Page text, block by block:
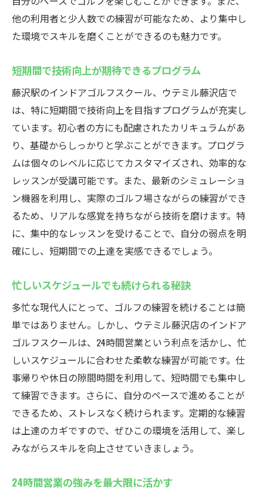
他の利用者と少人数での練習が可能なため、より集中し
た環境でスキルを磨くことができるのも魅力です。
短期間で技術向上が期待できるプログラム
藤沢駅のインドアゴルフスクール、ウテミル藤沢店で
は、特に短期間で技術向上を目指すプログラムが充実し
ています。初心者の方にも配慮されたカリキュラムがあ
り、基礎からしっかりと学ぶことができます。プログラ
ムは個々のレベルに応じてカスタマイズされ、効率的な
レッスンが受講可能です。また、最新のシミュレーショ
ン機器を利用し、実際のゴルフ場さながらの練習ができ
るため、リアルな感覚を持ちながら技術を磨けます。特
に、集中的なレッスンを受けることで、自分の弱点を明
確にし、短期間での上達を実感できるでしょう。
忙しいスケジュールでも続けられる秘訣
多忙な現代人にとって、ゴルフの練習を続けることは簡
単ではありません。しかし、ウテミル藤沢店のインドア
ゴルフスクールは、24時間営業という利点を活かし、忙
しいスケジュールに合わせた柔軟な練習が可能です。仕
事帰りや休日の隙間時間を利用して、短時間でも集中し
て練習できます。さらに、自分のペースで進めることが
できるため、ストレスなく続けられます。定期的な練習
は上達のカギですので、ぜひこの環境を活用して、楽し
みながらスキルを向上させていきましょう。
24時間営業の強みを最大限に活かす